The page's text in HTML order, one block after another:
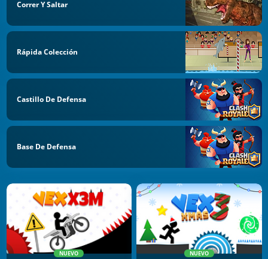
Correr Y Saltar
Rápida Colección
Castillo De Defensa
Base De Defensa
NUEVO NUEVO